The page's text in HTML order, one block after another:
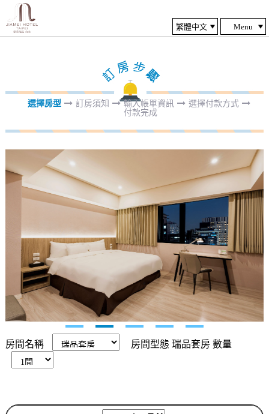
Menu
選擇房型 訂房須知 輸入帳單資訊
選擇付款方式
付款完成
房間名稱 房間型態 瑞品套房 數量